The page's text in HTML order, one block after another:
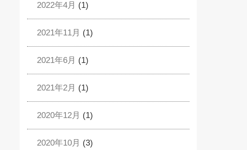
2022年4月 (1)
2021年11月 (1)
2021年6月 (1)
2021年2月 (1)
2020年12月 (1)
2020年10月 (3)